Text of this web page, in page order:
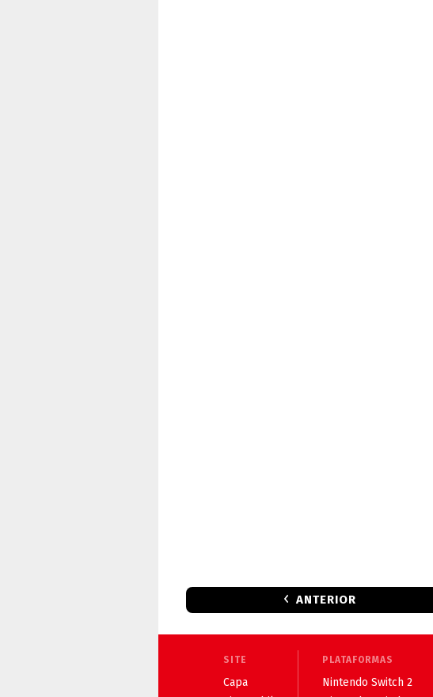
ANTERIOR
SITE
Capa
PLATAFORMAS
Nintendo Switch 2